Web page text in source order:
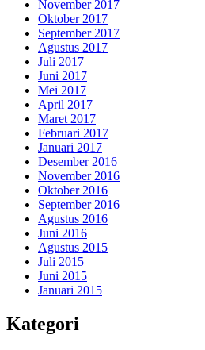
November 2017
Oktober 2017
September 2017
Agustus 2017
Juli 2017
Juni 2017
Mei 2017
April 2017
Maret 2017
Februari 2017
Januari 2017
Desember 2016
November 2016
Oktober 2016
September 2016
Agustus 2016
Juni 2016
Agustus 2015
Juli 2015
Juni 2015
Januari 2015
Kategori